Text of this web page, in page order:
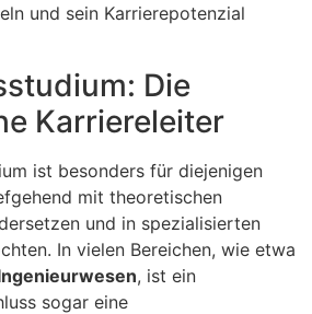
und sein Karrierepotenzial
Die
Karriereleiter
ist besonders für diejenigen
mit theoretischen
und in spezialisierten
In vielen Bereichen, wie etwa
, ist ein
sogar eine